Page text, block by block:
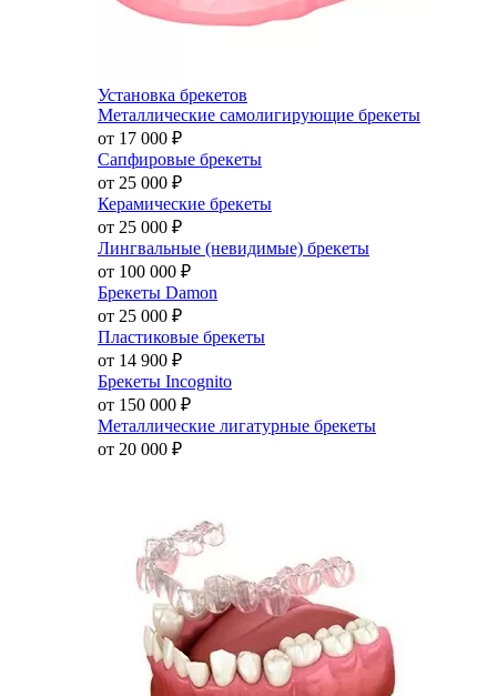
Установка брекетов
Металлические самолигирующие брекеты
от 17 000 ₽
Сапфировые брекеты
от 25 000 ₽
Керамические брекеты
от 25 000 ₽
Лингвальные (невидимые) брекеты
от 100 000 ₽
Брекеты Damon
от 25 000 ₽
Пластиковые брекеты
от 14 900 ₽
Брекеты Incognito
от 150 000 ₽
Металлические лигатурные брекеты
от 20 000 ₽